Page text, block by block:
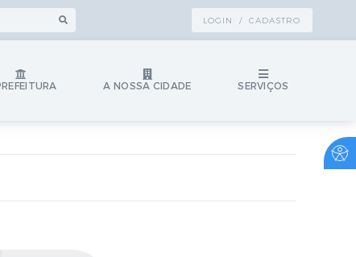
LOGIN / CADASTRO
A NOSSA CIDADE SERVIÇOS